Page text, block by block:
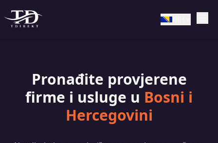
Pronađite provjerene
firme i usluge u Bosni i
Hercegovini